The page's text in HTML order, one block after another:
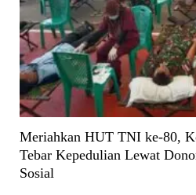
Meriahkan HUT TNI ke-80,
Tebar Kepedulian Lewat
Sosial